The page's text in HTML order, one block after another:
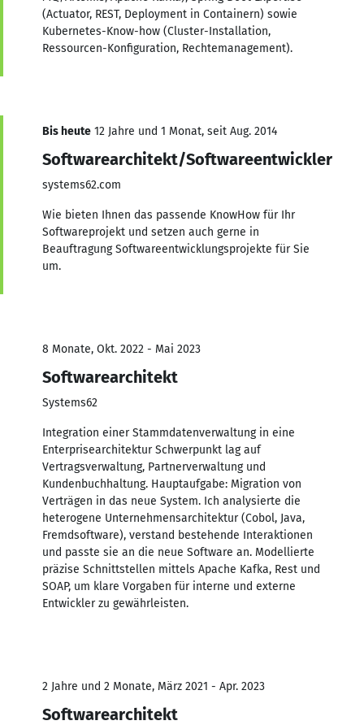
(Actuator, REST, Deployment in Containern) sowie
Kubernetes-Know-how (Cluster-Installation,
Ressourcen-Konfiguration, Rechtemanagement).
Bis heute 12 Jahre und 1 Monat, seit Aug. 2014
Softwarearchitekt/Softwareentwickler
systems62.com
Wie bieten Ihnen das passende KnowHow für Ihr
Softwareprojekt und setzen auch gerne in
Beauftragung Softwareentwicklungsprojekte für Sie
um.
8 Monate, Okt. 2022 - Mai 2023
Softwarearchitekt
Systems62
Integration einer Stammdatenverwaltung in eine
Enterprisearchitektur Schwerpunkt lag auf
Vertragsverwaltung, Partnerverwaltung und
Kundenbuchhaltung. Hauptaufgabe: Migration von
Verträgen in das neue System. Ich analysierte die
heterogene Unternehmensarchitektur (Cobol, Java,
Fremdsoftware), verstand bestehende Interaktionen
und passte sie an die neue Software an. Modellierte
präzise Schnittstellen mittels Apache Kafka, Rest und
SOAP, um klare Vorgaben für interne und externe
Entwickler zu gewährleisten.
2 Jahre und 2 Monate, März 2021 - Apr. 2023
Softwarearchitekt